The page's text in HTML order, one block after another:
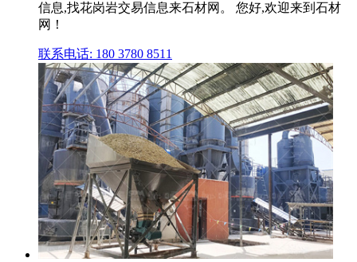
信息,找花岗岩交易信息来石材网。 您好,欢迎来到石材
网！
联系电话: 180 3780 8511